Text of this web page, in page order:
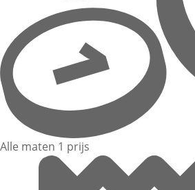
Alle maten 1 prijs